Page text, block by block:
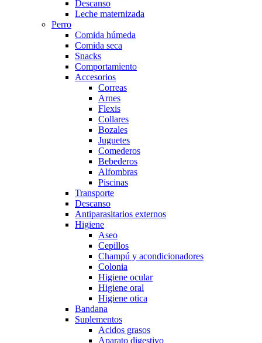
Descanso
Leche maternizada
Perro
Comida húmeda
Comida seca
Snacks
Comportamiento
Accesorios
Correas
Arnes
Flexis
Collares
Bozales
Juguetes
Comederos
Bebederos
Alfombras
Piscinas
Transporte
Descanso
Antiparasitarios externos
Higiene
Aseo
Cepillos
Champú y acondicionadores
Colonia
Higiene ocular
Higiene oral
Higiene otica
Bandana
Suplementos
Acidos grasos
Aparato digestivo